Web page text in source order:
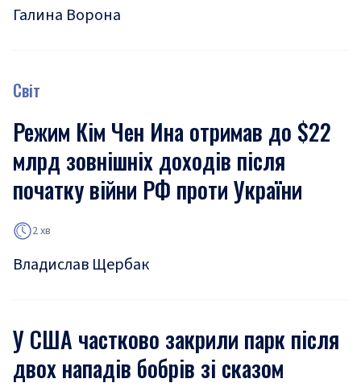
Галина Ворона
Світ
Режим Кім Чен Ина отримав до $22
млрд зовнішніх доходів після
початку війни РФ проти України
2 хв
Владислав Щербак
У США частково закрили парк після
двох нападів бобрів зі сказом